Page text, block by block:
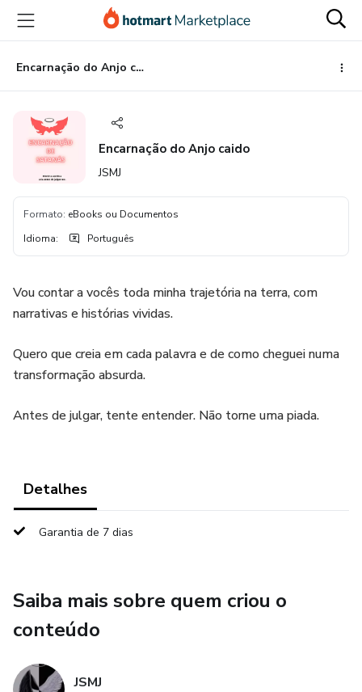
para
conteúdo
principal
para
pagamento
para
rodapé
Encarnação do Anjo caido
Encarnação do Anjo caido
JSMJ
Formato: eBooks ou Documentos
Idioma: Português
Vou contar a vocês toda minha trajetória na terra, com
narrativas e histórias vividas.
Quero que creia em cada palavra e de como cheguei numa
transformação absurda.
Antes de julgar, tente entender. Não torne uma piada.
Detalhes
Garantia de 7 dias
Saiba mais sobre quem criou o
conteúdo
JSMJ